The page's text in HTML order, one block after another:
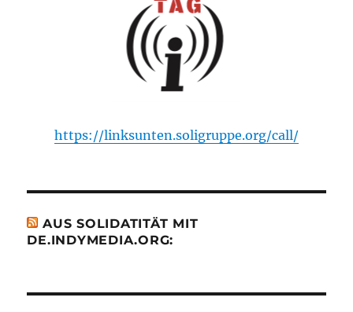
https://linksunten.soligruppe.org/call/
AUS SOLIDATITÄT MIT
DE.INDYMEDIA.ORG: